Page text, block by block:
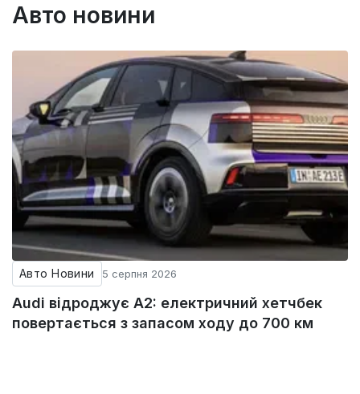
Авто новини
Авто Новини 5 серпня 2026
Audi відроджує A2: електричний хетчбек
повертається з запасом ходу до 700 км